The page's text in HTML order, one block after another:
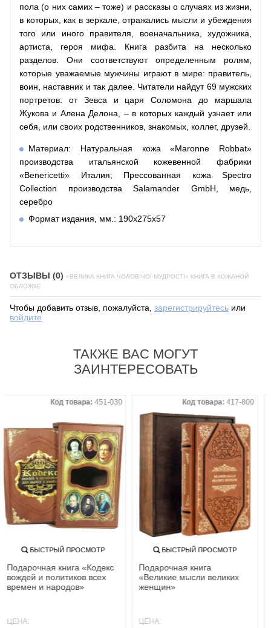
пола (о них самих – тоже) и рассказы о случаях из жизни,
в которых, как в зеркале, отражались мысли и убеждения
того или иного правителя, военачальника, художника,
артиста, героя мифа. Книга разбита на несколько
разделов. Они соответствуют определенным ролям,
которые уважаемые мужчины играют в мире: правитель,
воин, наставник и так далее. Читатели найдут 69 мужских
портретов: от Зевса и царя Соломона до маршала
Жукова и Алена Делона, – в которых каждый узнает или
себя, или своих родственников, знакомых, коллег, друзей.
Материал: Натуральная кожа «Maronne Robbat»
производства итальянской кожевенной фабрики
«Benericetti» Италия; Прессованная кожа Spectro
Collection производства Salamander GmbH, медь,
серебро
Формат издания, мм.: 190x275x57
ОТЗЫВЫ (0) «ВЕЛИКА КНИГА ЧОЛОВІЧОЇ МУДРОСТІ» КНИГА В КОЖАНОЙ
ОБЛОЖКЕ
Чтобы добавить отзыв, пожалуйста, зарегистрируйтесь или
войдите
ТАКЖЕ ВАС МОГУТ
ЗАИНТЕРЕСОВАТЬ
Код товара:451-030
БЫСТРЫЙ ПРОСМОТР
Подарочная книга «Кодекс
вождей и политиков всех
времен и народов»
ЦЕНА:
Код товара:417-800
БЫСТРЫЙ ПРОСМОТР
Подарочная книга
«Великие мысли великих
женщин»
ЦЕНА: